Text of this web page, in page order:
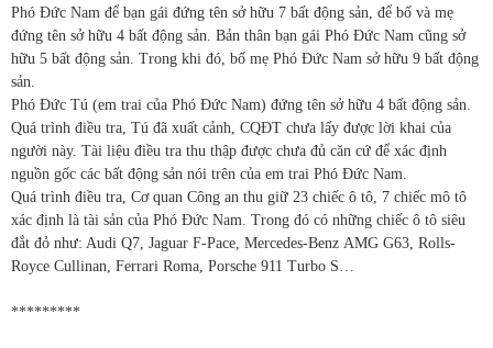
Phó Đức Nam để bạn gái đứng tên sở hữu 7 bất động sản, để bố và mẹ
đứng tên sở hữu 4 bất động sản. Bản thân bạn gái Phó Đức Nam cũng sở
hữu 5 bất động sản. Trong khi đó, bố mẹ Phó Đức Nam sở hữu 9 bất động
sản.
Phó Đức Tú (em trai của Phó Đức Nam) đứng tên sở hữu 4 bất động sản.
Quá trình điều tra, Tú đã xuất cảnh, CQĐT chưa lấy được lời khai của
người này. Tài liệu điều tra thu thập được chưa đủ căn cứ để xác định
nguồn gốc các bất động sản nói trên của em trai Phó Đức Nam.
Quá trình điều tra, Cơ quan Công an thu giữ 23 chiếc ô tô, 7 chiếc mô tô
xác định là tài sản của Phó Đức Nam. Trong đó có những chiếc ô tô siêu
đắt đỏ như: Audi Q7, Jaguar F-Pace, Mercedes-Benz AMG G63, Rolls-
Royce Cullinan, Ferrari Roma, Porsche 911 Turbo S…
*********